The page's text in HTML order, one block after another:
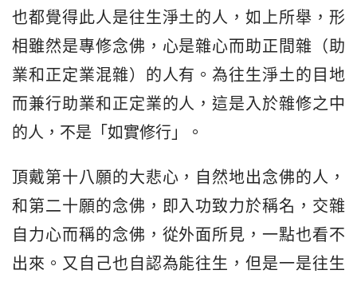
也都覺得此人是往生淨土的人，如上所舉，形
相雖然是專修念佛，心是雜心而助正間雜（助
業和正定業混雜）的人有。為往生淨土的目地
而兼行助業和正定業的人，這是入於雜修之中
的人，不是「如實修行」。
頂戴第十八願的大悲心，自然地出念佛的人，
和第二十願的念佛，即入功致力於稱名，交雜
自力心而稱的念佛，從外面所見，一點也看不
出來。又自己也自認為能往生，但是一是往生